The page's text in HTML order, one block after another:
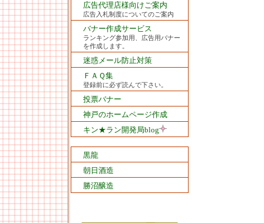
広告代理店様向けご案内
広告入札制度についてのご案内
バナー作成サービス
ランキング参加用、広告用バナー
を作成します。
迷惑メール防止対策
ＦＡＱ集
登録前に必ず読んで下さい。
投票バナー
神戸のホームページ作成
キン★ラン開発局blog
黒龍
朝日酒造
勝沼醸造